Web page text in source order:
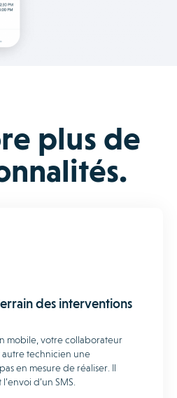
plus de
des interventions
mobile, votre collaborateur
technicien une
en mesure de réaliser. Il
d’un SMS.